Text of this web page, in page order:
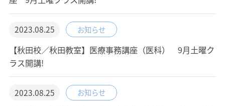
2023.08.25 お知らせ
【秋田校／秋田教室】医療事務講座（医科） 9月土曜ク
ラス開講!
2023.08.25 お知らせ